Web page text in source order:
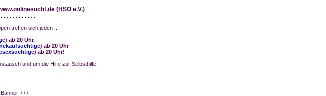
(HSO e.V.)
treffen sich jeden ...
) ab 20 Uhr,
) ab 20 Uhr
) ab 20 Uhr!
und um die Hilfe zur Selbsthilfe.
Banner +++